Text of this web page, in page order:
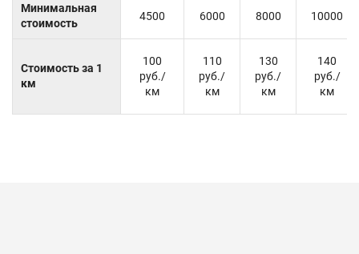
Минимальная
стоимость
4500 6000 8000 10000
Стоимость за 1
км
100
руб./
км
110
руб./
км
130
руб./
км
140
руб./
км